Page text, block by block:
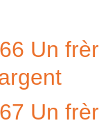
Un
Un